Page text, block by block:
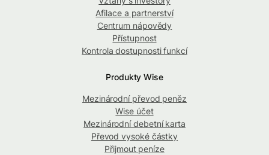
Afilace a partnerství
Centrum nápovědy
Přístupnost
Kontrola dostupnosti funkcí
Produkty Wise
Mezinárodní převod peněz
Wise účet
Mezinárodní debetní karta
Převod vysoké částky
Přijmout peníze